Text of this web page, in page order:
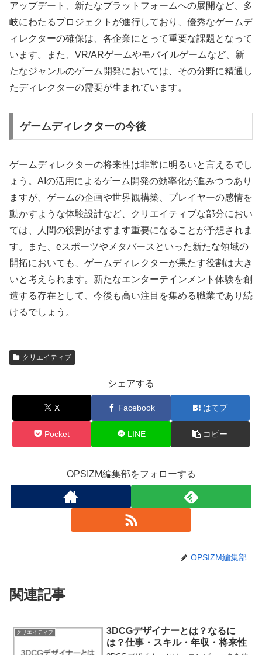
アップデート、新たなプラットフォームへの展開など、多
岐にわたるプロジェクトが進行しており、優秀なゲームデ
ィレクターの確保は、各企業にとって重要な課題となって
います。また、VR/ARゲームやモバイルゲームなど、新
たなジャンルのゲーム開発においては、その分野に精通し
たディレクターの需要が生まれています。
ゲームディレクターの今後
ゲームディレクターの将来性は非常に明るいと言えるでし
ょう。AIの活用によるゲーム開発の効率化が進みつつあり
ますが、ゲームの企画や世界観構築、プレイヤーの感情を
動かすような体験設計など、クリエイティブな部分におい
ては、人間の役割がますます重要になることが予想されま
す。また、eスポーツやメタバースといった新たな領域の
開拓においても、ゲームディレクターが果たす役割は大き
いと考えられます。新たなエンターテインメント体験を創
造する存在として、今後も高い注目を集める職業であり続
けるでしょう。
クリエイティブ
シェアする
X Facebook はてブ
Pocket LINE コピー
OPSIZM編集部をフォローする
OPSIZM編集部
関連記事
クリエイティブ
3DCGデザイナーとは？なるに
は？仕事・スキル・年収・将来性